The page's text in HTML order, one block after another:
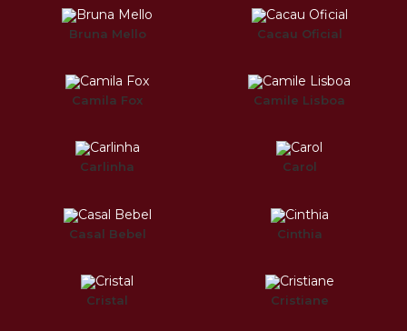
Bruna Mello Cacau Oficial
Camila Fox Camile Lisboa
Carlinha Carol
Casal Bebel Cinthia
Cristal Cristiane